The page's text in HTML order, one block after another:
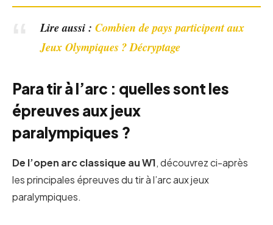
Lire aussi :Combien de pays participent aux
Jeux Olympiques ? Décryptage
Para tir à l’arc : quelles sont les
épreuves aux jeux
paralympiques ?
De l’open arc classique au W1, découvrez ci-après
les principales épreuves du tir à l’arc aux jeux
paralympiques.